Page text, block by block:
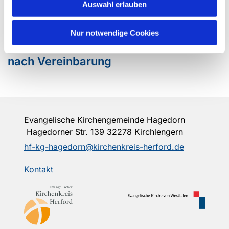
Auswahl erlauben
Nur notwendige Cookies
Tel. 05223 78185
nach Vereinbarung
Evangelische Kirchengemeinde Hagedorn
Hagedorner Str. 139 32278 Kirchlengern
hf-kg-hagedorn@kirchenkreis-herford.de
Kontakt